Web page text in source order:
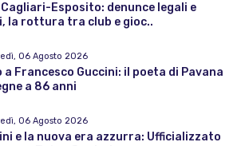
Cagliari-Esposito: denunce legali e
la rottura tra club e gioc..
06 Agosto 2026
a Francesco Guccini: il poeta di Pavana
a 86 anni
06 Agosto 2026
e la nuova era azzurra: Ufficializzato